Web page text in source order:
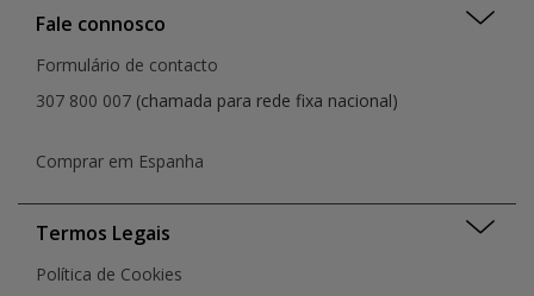
Fale connosco
Formulário de contacto
307 800 007 (chamada para rede fixa nacional)
Comprar em Espanha
Termos Legais
Política de Cookies